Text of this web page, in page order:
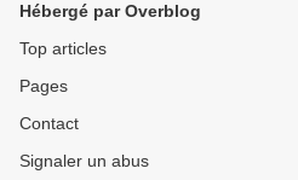
Hébergé par Overblog
Top articles
Pages
Contact
Signaler un abus